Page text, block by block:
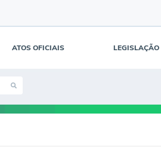
ATOS OFICIAIS LEGISLAÇÃO